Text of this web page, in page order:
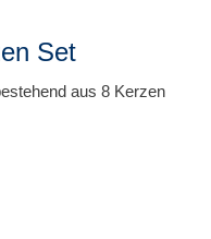
Set
aus 8 Kerzen